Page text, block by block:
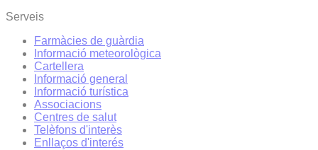
Serveis
Farmàcies de guàrdia
Informació meteorològica
Cartellera
Informació general
Informació turística
Associacions
Centres de salut
Telèfons d'interès
Enllaços d'interés